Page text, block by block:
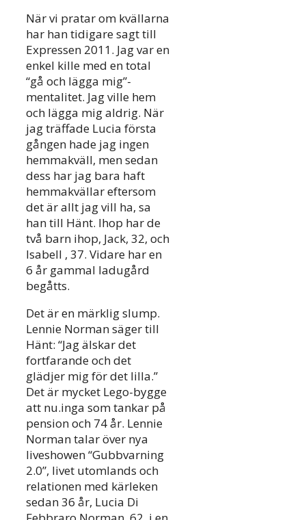
När vi pratar om kvällarna
har han tidigare sagt till
Expressen 2011. Jag var en
enkel kille med en total
“gå och lägga mig”-
mentalitet. Jag ville hem
och lägga mig aldrig. När
jag träffade Lucia första
gången hade jag ingen
hemmakväll, men sedan
dess har jag bara haft
hemmakvällar eftersom
det är allt jag vill ha, sa
han till Hänt. Ihop har de
två barn ihop, Jack, 32, och
Isabell , 37. Vidare har en
6 år gammal ladugård
begåtts.
Det är en märklig slump.
Lennie Norman säger till
Hänt: “Jag älskar det
fortfarande och det
glädjer mig för det lilla.”
Det är mycket Lego-bygge
att nu.inga som tankar på
pension och 74 år. Lennie
Norman talar över nya
liveshowen “Gubbvarning
2.0”, livet utomlands och
relationen med kärleken
sedan 36 år, Lucia Di